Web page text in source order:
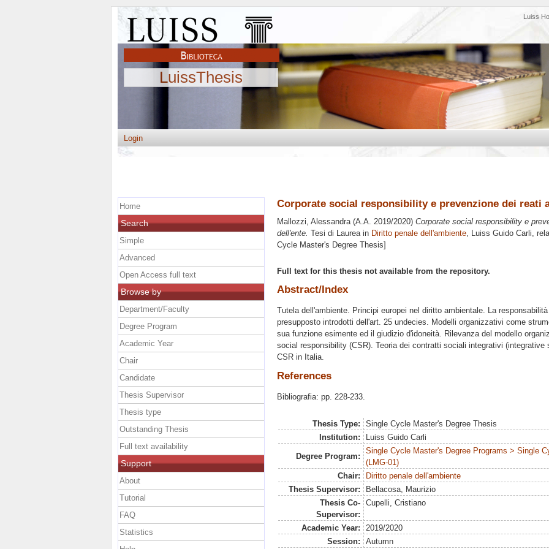
Luiss
LuissThesis
Login
Corporate social responsibility e prevenzione dei reati
Mallozzi, Alessandra(A.A. 2019/2020) Corporate social responsibility e
dell'ente. Tesi di Laurea in Diritto penale dell'ambiente, Luiss Guido Carli,
Cycle Master's Degree Thesis]
Full text for this thesis not available from the repository.
Abstract/Index
Tutela dell'ambiente. Principi europei nel diritto ambientale. La
presupposto introdotti dell'art. 25 undecies. Modelli organizzativi come
sua funzione esimente ed il giudizio d'idoneità. Rilevanza del modello
social responsibility (CSR). Teoria dei contratti sociali integrativi
CSR in Italia.
References
Bibliografia: pp. 228-233.
Thesis Type:
Single Cycle Master's Degree Thesis
Institution:
Luiss Guido Carli
Degree Program:
Single Cycle Master's Degree Programs > Single
(LMG-01)
Chair:
Diritto penale dell'ambiente
Thesis Supervisor:
Bellacosa, Maurizio
Thesis Co-
Supervisor:
Cupelli, Cristiano
Academic Year:
2019/2020
Session:
Autumn
Home
Search
Simple
Advanced
Open Access full text
Browse by
Department/Faculty
Degree Program
Academic Year
Chair
Candidate
Thesis Supervisor
Thesis type
Outstanding Thesis
Full text availability
Support
About
Tutorial
FAQ
Statistics